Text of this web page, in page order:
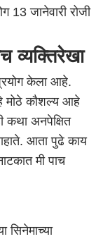
13 जानेवारी रोजी
व्यक्तिरेखा
प्रयोग केला आहे.
मोठे कौशल्य आहे
कथा अनपेक्षित
आता पुढे काय
मी पाच
सिनेमाच्या